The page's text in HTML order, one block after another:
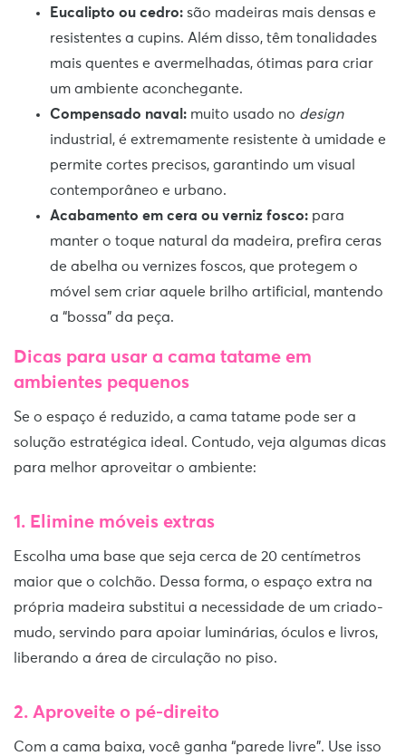
Eucalipto ou cedro: são madeiras mais densas e
resistentes a cupins. Além disso, têm tonalidades
mais quentes e avermelhadas, ótimas para criar
um ambiente aconchegante.
Compensado naval: muito usado no design
industrial, é extremamente resistente à umidade e
permite cortes precisos, garantindo um visual
contemporâneo e urbano.
Acabamento em cera ou verniz fosco: para
manter o toque natural da madeira, prefira ceras
de abelha ou vernizes foscos, que protegem o
móvel sem criar aquele brilho artificial, mantendo
a “bossa” da peça.
Dicas para usar a cama tatame em
ambientes pequenos
Se o espaço é reduzido, a cama tatame pode ser a
solução estratégica ideal. Contudo, veja algumas dicas
para melhor aproveitar o ambiente:
1. Elimine móveis extras
Escolha uma base que seja cerca de 20 centímetros
maior que o colchão. Dessa forma, o espaço extra na
própria madeira substitui a necessidade de um criado-
mudo, servindo para apoiar luminárias, óculos e livros,
liberando a área de circulação no piso.
2. Aproveite o pé-direito
Com a cama baixa, você ganha “parede livre”. Use isso